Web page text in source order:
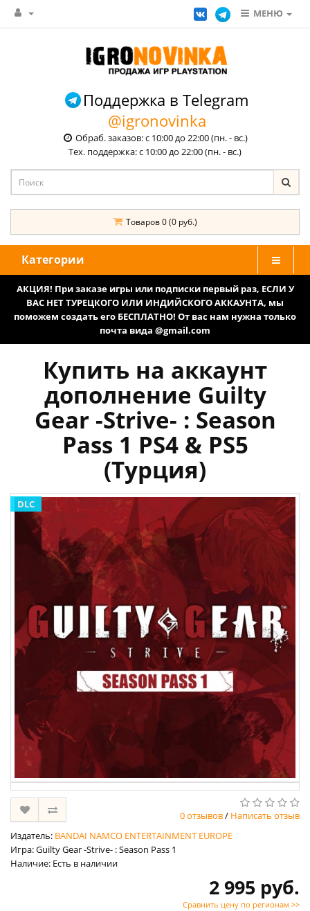
МЕНЮ
Поддержка в Telegram
@igronovinka
Обраб. заказов: с 10:00 до 22:00 (пн. - вс.)
Тех. поддержка: с 10:00 до 22:00 (пн. - вс.)
Товаров 0 (0 руб.)
Категории
АКЦИЯ! При заказе игры или подписки первый раз, ЕСЛИ У
ВАС НЕТ ТУРЕЦКОГО ИЛИ ИНДИЙСКОГО АККАУНТА, мы
поможем создать его БЕСПЛАТНО! От вас нам нужна только
почта вида @gmail.com
Купить на аккаунт
дополнение Guilty
Gear -Strive- : Season
Pass 1 PS4 & PS5
(Турция)
DLC
0 отзывов/ Написать отзыв
Издатель: BANDAI NAMCO ENTERTAINMENT EUROPE
Игра: Guilty Gear -Strive- : Season Pass 1
Наличие: Есть в наличии
2 995 руб.
Сравнить цену по регионам >>